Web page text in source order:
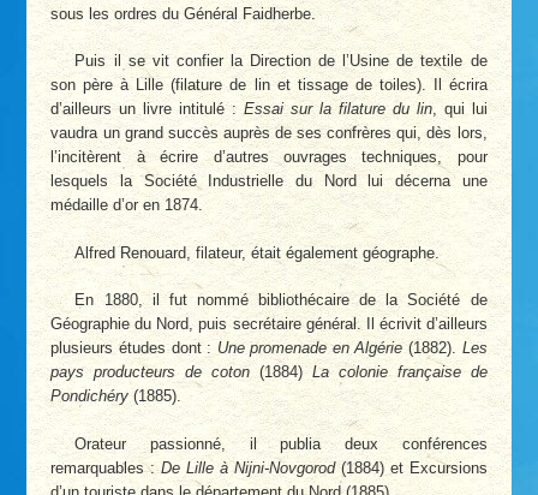
sous les ordres du Général Faidherbe.
Puis il se vit confier la Direction de l’Usine de textile de
son père à Lille (filature de lin et tissage de toiles). Il écrira
d’ailleurs un livre intitulé :Essai sur la filature du lin, qui lui
vaudra un grand succès auprès de ses confrères qui, dès lors,
l’incitèrent à écrire d’autres ouvrages techniques, pour
lesquels la Société Industrielle du Nord lui décerna une
médaille d’or en 1874.
Alfred Renouard, filateur, était également géographe.
En 1880, il fut nommé bibliothécaire de la Société de
Géographie du Nord, puis secrétaire général. Il écrivit d’ailleurs
plusieurs études dont : Une promenade en Algérie(1882). Les
pays producteurs de coton (1884)La colonie française de
Pondichéry (1885).
Orateur passionné, il publia deux conférences
remarquables :De Lille à Nijni-Novgorod(1884) et Excursions